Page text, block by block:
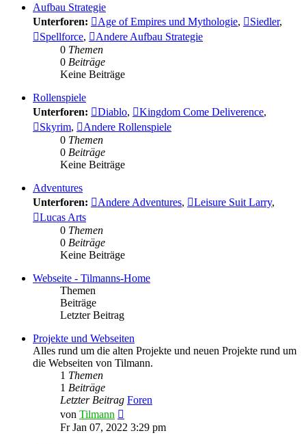
Aufbau Strategie
Unterforen:
Age of Empires und Mythologie, Siedler,
Spellforce,
Andere Aufbau Strategie
0 Themen
0 Beiträge
Keine Beiträge
Rollenspiele
Unterforen:
Diablo, Kingdom Come Deliverence,
Skyrim,
Andere Rollenspiele
0 Themen
0 Beiträge
Keine Beiträge
Adventures
Unterforen:
Andere Adventures, Leisure Suit Larry,
Lucas Arts
0 Themen
0 Beiträge
Keine Beiträge
Webseite - Tilmanns-Home
Themen
Beiträge
Letzter Beitrag
Projekte und Webseiten
Alles rund um die alten Projekte und neuen Projekte rund um
die Webseiten von Tilmann.
1 Themen
1 Beiträge
Letzter Beitrag Foren
von Tilmann
Beitrag
Fr Jan 07, 2022 3:29 pm